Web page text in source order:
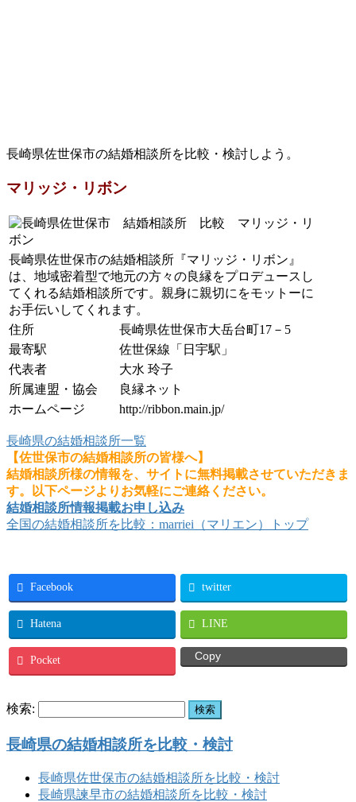
長崎県佐世保市の結婚相談所を比較・検討しよう。
マリッジ・リボン
長崎県佐世保市の結婚相談所『マリッジ・リボン』
は、地域密着型で地元の方々の良縁をプロデュースし
てくれる結婚相談所です。親身に親切にをモットーに
お手伝いしてくれます。
住所
長崎県佐世保市大岳台町17－5
最寄駅
佐世保線「日宇駅」
代表者
大水 玲子
所属連盟・協会
良縁ネット
ホームページ
http://ribbon.main.jp/
長崎県の結婚相談所一覧
【佐世保市の結婚相談所の皆様へ】
結婚相談所様の情報を、サイトに無料掲載させていただきま
す。以下ページよりお気軽にご連絡ください。
結婚相談所情報掲載お申し込み
全国の結婚相談所を比較：marriei（マリエン）トップ
Facebook twitter
Hatena LINE
Pocket Copy
検索:
長崎県の結婚相談所を比較・検討
長崎県佐世保市の結婚相談所を比較・検討
長崎県諫早市の結婚相談所を比較・検討